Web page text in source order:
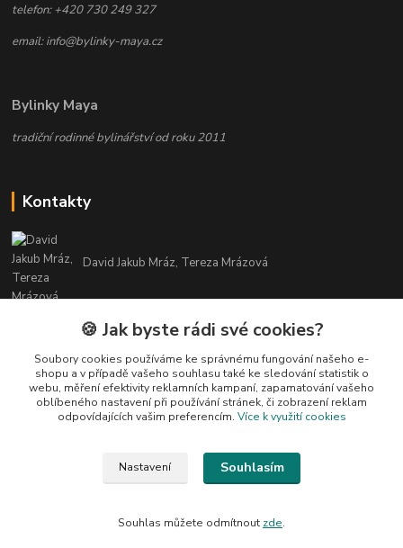
telefon: +420 730 249 327
email: info@bylinky-maya.cz
Bylinky Maya
tradiční rodinné bylinářství od roku 2011
Kontakty
David Jakub Mráz, Tereza Mrázová
info@bylinky-maya.cz
je bez souhlasu kopírovat ani publikovat!
🍪 Jak byste rádi své cookies?
Soubory cookies používáme ke správnému fungování našeho e-
shopu a v případě vašeho souhlasu také ke sledování statistik o
webu, měření efektivity reklamních kampaní, zapamatování vašeho
oblíbeného nastavení při používání stránek, či zobrazení reklam
odpovídajících vašim preferencím. Více k využití cookies
Nastavení Souhlasím
Souhlas můžete odmítnout zde.